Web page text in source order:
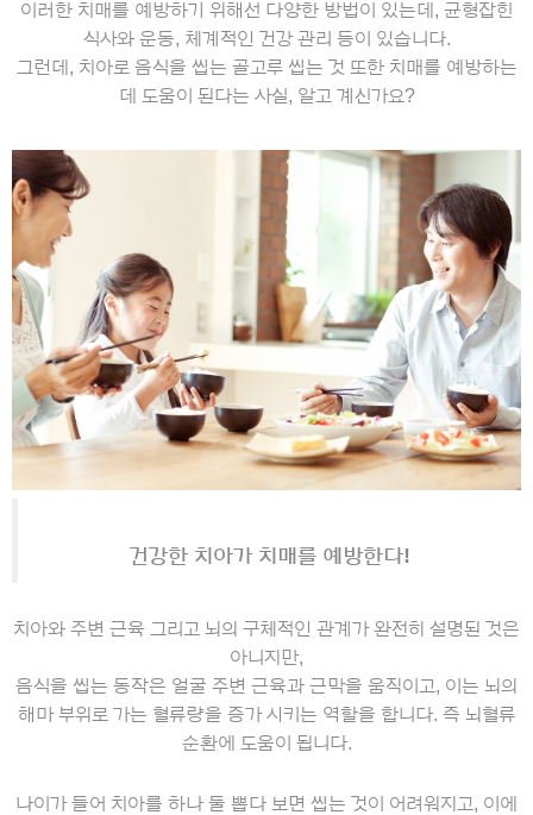
이러한 치매를 예방하기 위해선 다양한 방법이 있는데, 균형잡힌
식사와 운동, 체계적인 건강 관리 등이 있습니다.
그런데, 치아로 음식을 씹는 골고루 씹는 것 또한 치매를 예방하는
데 도움이 된다는 사실, 알고 계신가요?
건강한 치아가 치매를 예방한다!
치아와 주변 근육 그리고 뇌의 구체적인 관계가 완전히 설명된 것은
아니지만,
음식을 씹는 동작은 얼굴 주변 근육과 근막을 움직이고, 이는 뇌의
해마 부위로 가는 혈류량을 증가 시키는 역할을 합니다. 즉 뇌혈류
순환에 도움이 됩니다.
나이가 들어 치아를 하나 둘 뽑다 보면 씹는 것이 어려워지고, 이에